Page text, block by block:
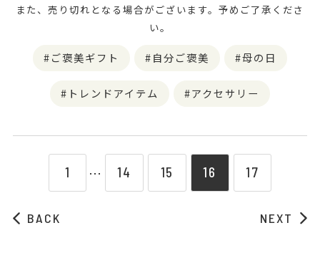
また、売り切れとなる場合がございます。予めご了承くださ
い。
ご褒美ギフト 自分ご褒美 母の日
トレンドアイテム アクセサリー
BACK
1 ⋯ 14 15 16 17
NEXT